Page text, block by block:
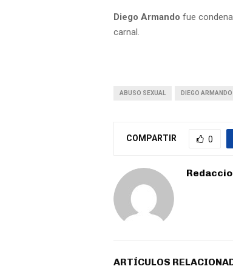
Diego Armando fue
carnal.
ABUSO SEXUAL DIEGO
COMPARTIR 0
ARTÍCULOS